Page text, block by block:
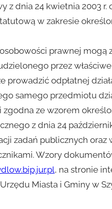
z dnia 24 kwietnia 2003
w zakresie
prawnej mogą
przez właściwe
prowadzić odpłatnej
samego przedmiotu
zgodna ze wzorem
z dnia 24
zadań publicznych oraz
Wzory
, na stronie
Miasta i Gminy w